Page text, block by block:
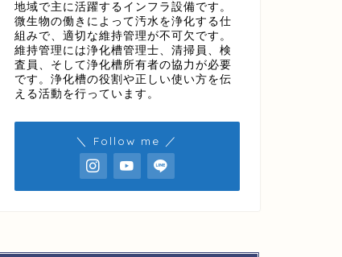
地域で主に活躍するインフラ設備です。
微生物の働きによって汚水を浄化する仕
組みで、適切な維持管理が不可欠です。
維持管理には浄化槽管理士、清掃員、検
査員、そして浄化槽所有者の協力が必要
です。浄化槽の役割や正しい使い方を伝
える活動を行っています。
＼ Follow me ／